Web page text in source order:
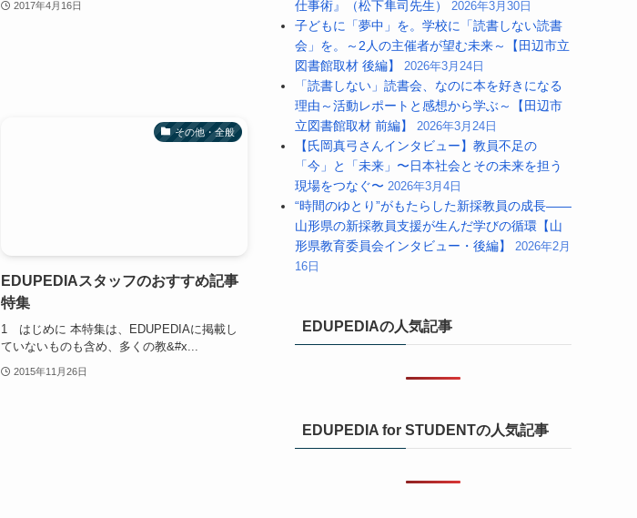
2017年4月16日
その他・全般
EDUPEDIAスタッフのおすすめ記事
特集
1 はじめに 本特集は、EDUPEDIAに掲載し
ていないものも含め、多くの教&#x...
2015年11月26日
仕事術』（松下隼司先生） 2026年3月30日
子どもに「夢中」を。学校に「読書しない読書
会」を。～2人の主催者が望む未来～【田辺市立
図書館取材 後編】 2026年3月24日
「読書しない」読書会、なのに本を好きになる
理由～活動レポートと感想から学ぶ～【田辺市
立図書館取材 前編】 2026年3月24日
【氏岡真弓さんインタビュー】教員不足の
「今」と「未来」〜日本社会とその未来を担う
現場をつなぐ〜 2026年3月4日
“時間のゆとり”がもたらした新採教員の成長――
山形県の新採教員支援が生んだ学びの循環【山
形県教育委員会インタビュー・後編】 2026年2月
16日
EDUPEDIAの人気記事
EDUPEDIA for STUDENTの人気記事